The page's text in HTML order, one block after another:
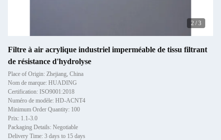
2 / 3
Filtre à air acrylique industriel imperméable de tissu filtrant
de résistance d'hydrolyse
Place of Origin: Zhejiang, China
Nom de marque: HUADING
Certification: ISO9001:2018
Numéro de modèle: HD-ACNT4
Minimum Order Quantity: 100
Prix: 1.1-3.0
Packaging Details: Negotiable
Delivery Time: 3 days to 15 days